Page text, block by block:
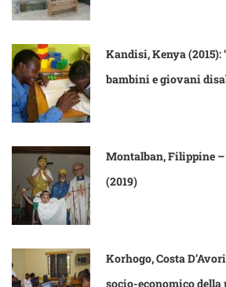
Kandisi, Kenya (2015):
bambini e giovani
Montalban, Filippine
(2019)
Korhogo, Costa
socio-economico della